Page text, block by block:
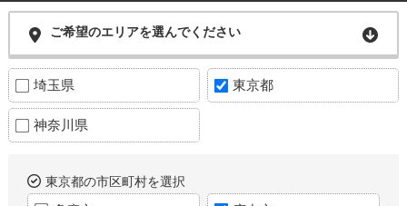
ご希望のエリアを選んでください
埼玉県 東京都
神奈川県
東京都の市区町村を選択